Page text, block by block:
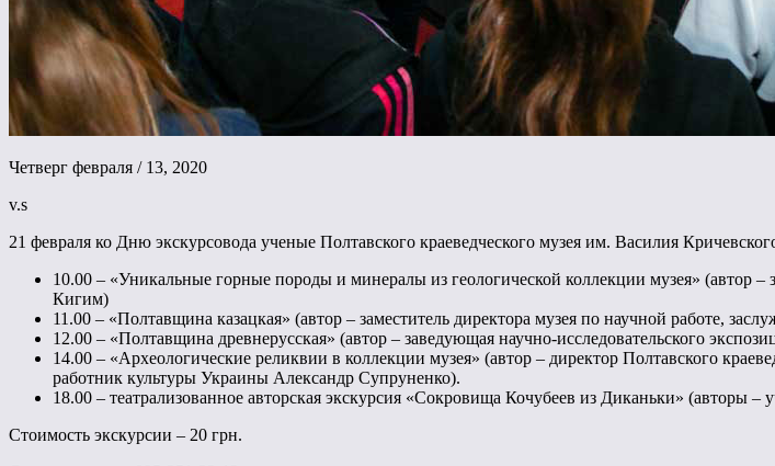
Четверг февраля / 13, 2020
v.s
21 февраля ко Дню экскурсовода ученые Полтавского краеведческого музея им. Василия
10.00 – «Уникальные горные породы и минералы из геологической коллекции музея» (автор
Кигим)
11.00 – «Полтавщина казацкая» (автор – заместитель директора музея по научной работе,
12.00 – «Полтавщина древнерусская» (автор – заведующая научно-исследовательского
14.00 – «Археологические реликвии в коллекции музея» (автор – директор Полтавского
работник культуры Украины Александр Супруненко).
18.00 – театрализованное авторская экскурсия «Сокровища Кочубеев из Диканьки» (авторы
Стоимость экскурсии – 20 грн.